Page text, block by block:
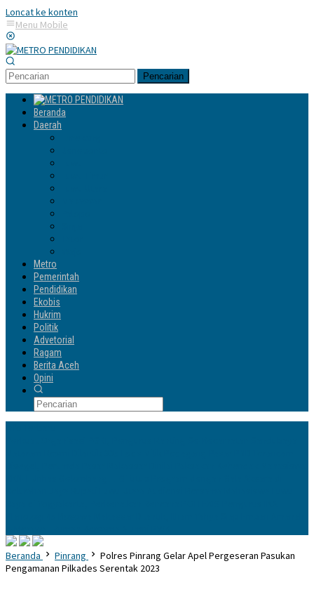
Loncat ke konten
Menu Mobile
Pencarian
Beranda
Daerah
Metro
Pemerintah
Pendidikan
Ekobis
Hukrim
Politik
Advetorial
Ragam
Berita Aceh
Opini
Beranda Pinrang
Polres Pinrang Gelar Apel Pergeseran Pasukan
Pengamanan Pilkades Serentak 2023